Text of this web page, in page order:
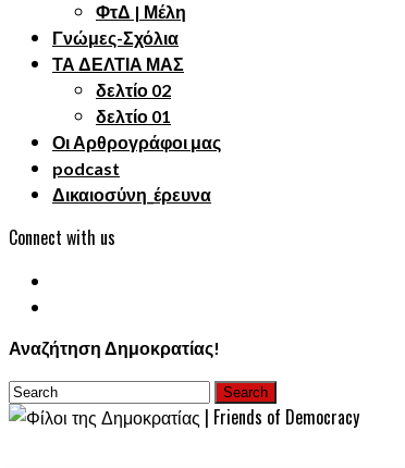
ΦτΔ | Μέλη
Γνώμες-Σχόλια
ΤΑ ΔΕΛΤΙΑ ΜΑΣ
δελτίο 02
δελτίο 01
Οι Αρθρογράφοι μας
podcast
Δικαιοσύνη_έρευνα
Connect with us
Αναζήτηση Δημοκρατίας!